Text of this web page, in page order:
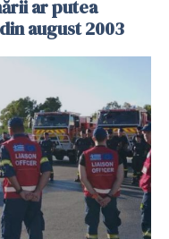
ar putea
august 2003